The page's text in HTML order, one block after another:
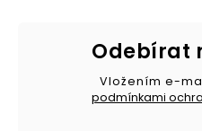
Odebírat
Vložením e-
podmínkami